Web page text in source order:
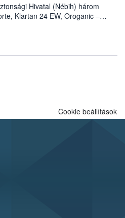
Hivatal (Nébih) három
Klartan 24 EW, Oroganic –
így azok a szüretet követően,
91) stádiumáig
a károsító elleni további
és ökológiai termesztésben is
Cookie beállítások